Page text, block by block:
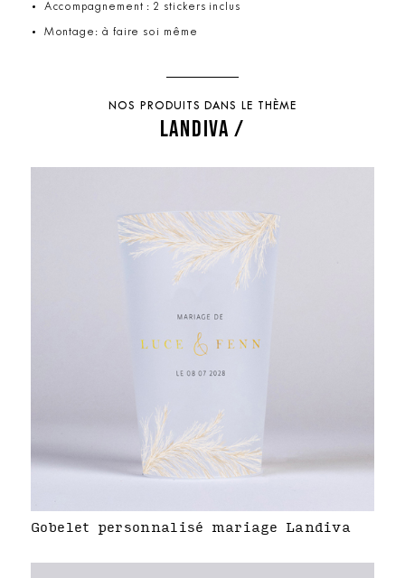
Accompagnement : 2 stickers inclus
Montage: à faire soi même
NOS PRODUITS DANS LE THÈME
LANDIVA /
Gobelet personnalisé mariage Landiva